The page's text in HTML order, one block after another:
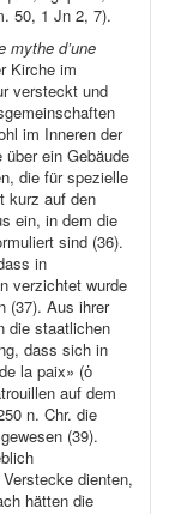
50, 1 Jn 2, 7).
mythe d’une
Kirche im
versteckt und
im Inneren der
ein Gebäude
die für spezielle
kurz auf den
ein, in dem die
sind (36).
in
verzichtet wurde
(37). Aus ihrer
die staatlichen
dass sich in
la paix» (ὁ
auf dem
n. Chr. die
(39).
dienten,
hätten die